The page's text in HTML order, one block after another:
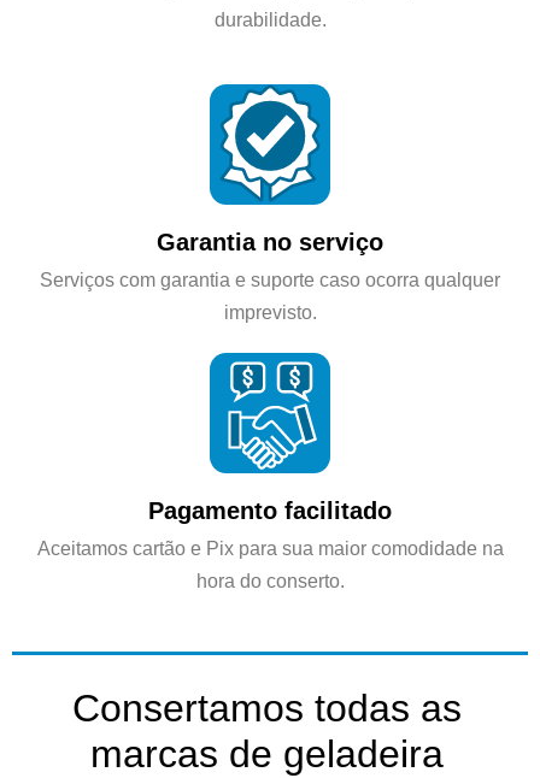
durabilidade.
Garantia no serviço
Serviços com garantia e suporte caso ocorra qualquer
imprevisto.
Pagamento facilitado
Aceitamos cartão e Pix para sua maior comodidade na
hora do conserto.
Consertamos todas as
marcas de geladeira